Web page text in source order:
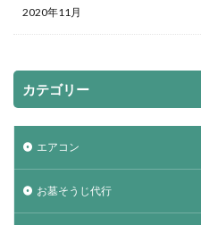
2020年11月
カテゴリー
エアコン
お墓そうじ代行